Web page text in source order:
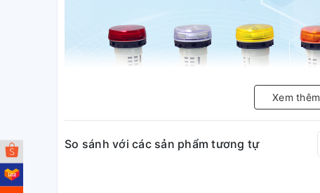
Xem thêm
So sánh với các sản phẩm tương tự